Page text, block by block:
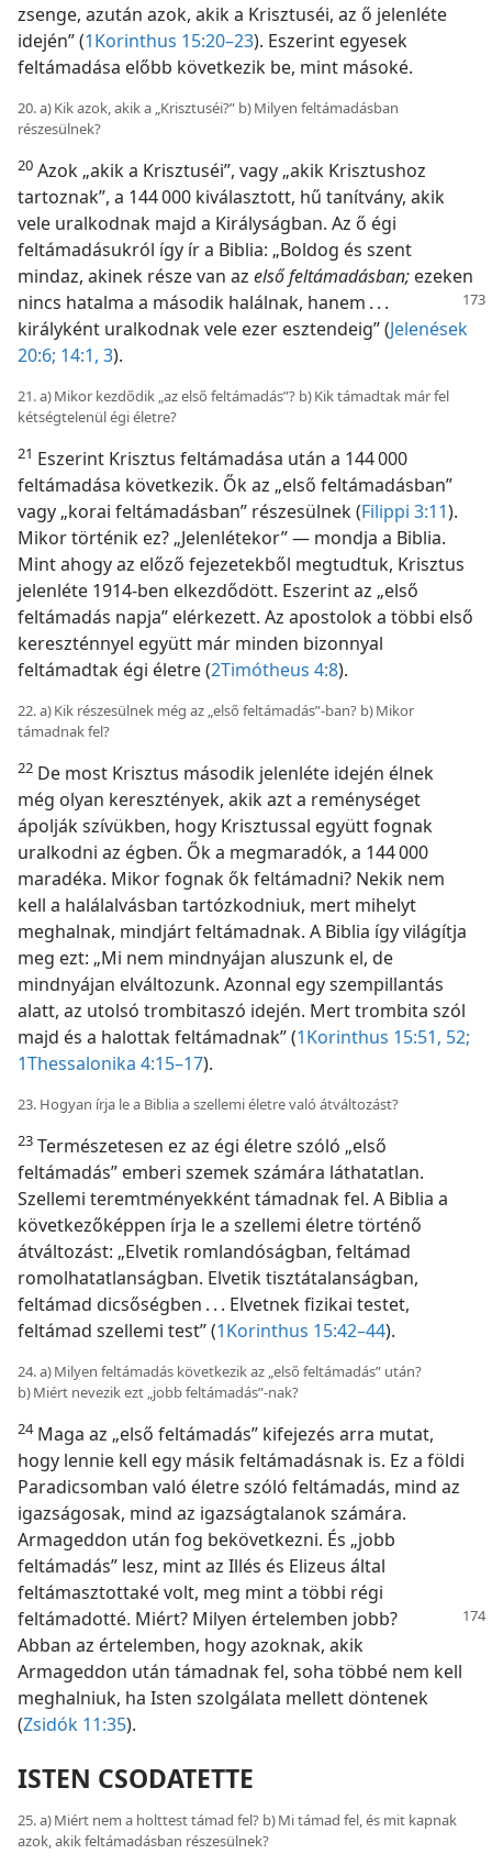
zsenge, azután azok, akik a Krisztuséi, az ő jelenléte
idején” (1Korinthus 15:20–23). Eszerint egyesek
feltámadása előbb következik be, mint másoké.
20. a) Kik azok, akik a „Krisztuséi?” b) Milyen feltámadásban
részesülnek?
20 Azok „akik a Krisztuséi”, vagy „akik Krisztushoz
tartoznak”, a 144 000 kiválasztott, hű tanítvány, akik
vele uralkodnak majd a Királyságban. Az ő égi
feltámadásukról így ír a Biblia: „Boldog és szent
mindaz, akinek része van az első feltámadásban; ezeken
nincs hatalma a második halálnak, hanem . . .
királyként uralkodnak vele ezer esztendeig” (Jelenések
20:6; 14:1, 3).
21. a) Mikor kezdődik „az első feltámadás”? b) Kik támadtak már fel
kétségtelenül égi életre?
21 Eszerint Krisztus feltámadása után a 144 000
feltámadása következik. Ők az „első feltámadásban”
vagy „korai feltámadásban” részesülnek (Filippi 3:11).
Mikor történik ez? „Jelenlétekor” — mondja a Biblia.
Mint ahogy az előző fejezetekből megtudtuk, Krisztus
jelenléte 1914-ben elkezdődött. Eszerint az „első
feltámadás napja” elérkezett. Az apostolok a többi első
kereszténnyel együtt már minden bizonnyal
feltámadtak égi életre (2Timótheus 4:8).
22. a) Kik részesülnek még az „első feltámadás”-ban? b) Mikor
támadnak fel?
22 De most Krisztus második jelenléte idején élnek
még olyan keresztények, akik azt a reménységet
ápolják szívükben, hogy Krisztussal együtt fognak
uralkodni az égben. Ők a megmaradók, a 144 000
maradéka. Mikor fognak ők feltámadni? Nekik nem
kell a halálalvásban tartózkodniuk, mert mihelyt
meghalnak, mindjárt feltámadnak. A Biblia így világítja
meg ezt: „Mi nem mindnyájan aluszunk el, de
mindnyájan elváltozunk. Azonnal egy szempillantás
alatt, az utolsó trombitaszó idején. Mert trombita szól
majd és a halottak feltámadnak” (1Korinthus 15:51, 52;
1Thessalonika 4:15–17).
23. Hogyan írja le a Biblia a szellemi életre való átváltozást?
23 Természetesen ez az égi életre szóló „első
feltámadás” emberi szemek számára láthatatlan.
Szellemi teremtményekként támadnak fel. A Biblia a
következőképpen írja le a szellemi életre történő
átváltozást: „Elvetik romlandóságban, feltámad
romolhatatlanságban. Elvetik tisztátalanságban,
feltámad dicsőségben . . . Elvetnek fizikai testet,
feltámad szellemi test” (1Korinthus 15:42–44).
24. a) Milyen feltámadás következik az „első feltámadás” után?
b) Miért nevezik ezt „jobb feltámadás”-nak?
24Maga az „első feltámadás” kifejezés arra mutat,
hogy lennie kell egy másik feltámadásnak is. Ez a földi
Paradicsomban való életre szóló feltámadás, mind az
igazságosak, mind az igazságtalanok számára.
Armageddon után fog bekövetkezni. És „jobb
feltámadás” lesz, mint az Illés és Elizeus által
feltámasztottaké volt, meg mint a többi régi
feltámadotté. Miért? Milyen értelemben jobb?
Abban az értelemben, hogy azoknak, akik
Armageddon után támadnak fel, soha többé nem kell
meghalniuk, ha Isten szolgálata mellett döntenek
(Zsidók 11:35).
ISTEN CSODATETTE
25. a) Miért nem a holttest támad fel? b) Mi támad fel, és mit kapnak
azok, akik feltámadásban részesülnek?